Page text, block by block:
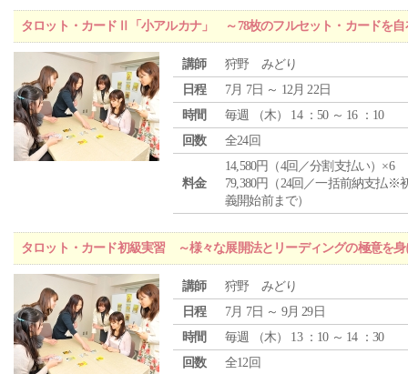
タロット・カードⅡ「小アルカナ」 ～78枚のフルセット・カードを自
講師
狩野 みどり
日程
7月 7日 ～ 12月 22日
時間
毎週 （木） 14 ：50 ～ 16 ：10
回数
全24回
料金
14,580円（4回／分割支払い）×6
79,380円（24回／一括前納支払※
義開始前まで）
タロット・カード初級実習 ～様々な展開法とリーディングの極意を身
講師
狩野 みどり
日程
7月 7日 ～ 9月 29日
時間
毎週 （木） 13 ：10 ～ 14 ：30
回数
全12回